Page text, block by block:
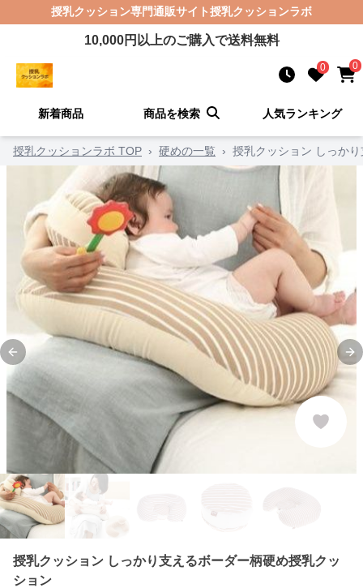
授乳クッション専門通販サイト授乳クッションラボ
10,000円以上のご購入で送料無料
0 0
新着商品 商品を検索 人気ランキング
授乳クッションラボ TOP › 硬めの一覧 › 授乳クッション しっか
Previous slide
授乳クッション しっかり支えるボーダー柄硬め授乳クッ
ション